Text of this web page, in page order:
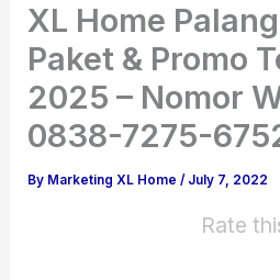
XL Home
Paket & Promo
2025 – Nomor
0838-7275-
By Marketing XL Home/ July 7, 2022
Rate